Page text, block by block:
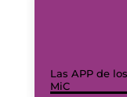
Las APP de los
MiC